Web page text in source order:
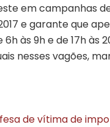
em campanhas
e garante que
às 9h e de 17h às
nesses vagões,
de vítima de